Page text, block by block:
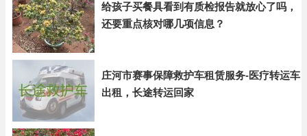
给孩子买餐具看到有质检报告就放心了吗，
还要重点核对哪几项信息？
庄河市赛事保障救护车租赁服务-医疗转运车
出租，长途转运回家